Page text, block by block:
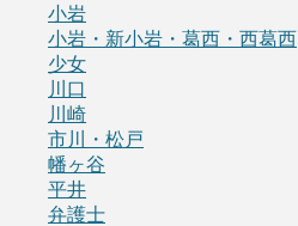
小岩
小岩・新小岩・葛西・西葛西
少女
川口
川崎
市川・松戸
幡ヶ谷
平井
弁護士